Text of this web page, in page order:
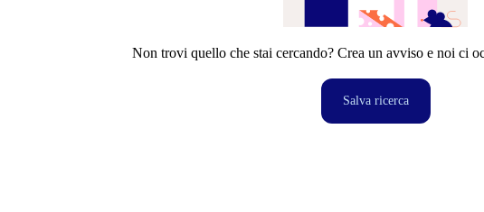
Non trovi quello che stai cercando? Crea un avviso e noi ci
Salva ricerca